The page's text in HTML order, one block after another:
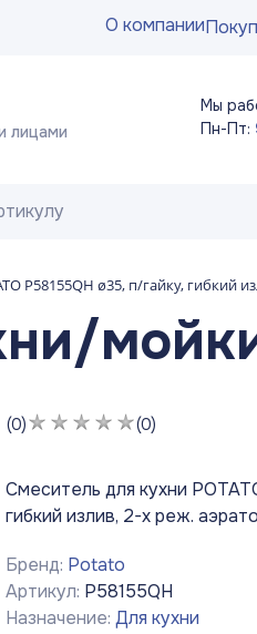
О компании
лицами
Мы
Пн-Пт:
P58155QH ø35, п/гайку, гибкий
(0) (0)
Смеситель для кухни
гибкий излив, 2-х реж.
Бренд: Potato
Артикул: P58155QH
Назначение: Для кухни